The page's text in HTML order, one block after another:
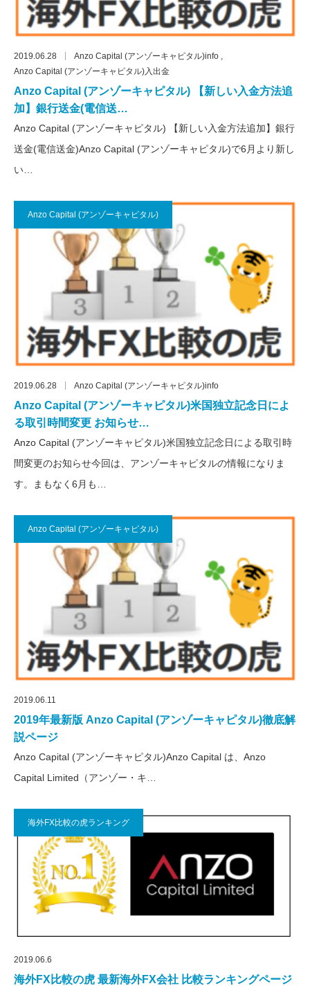
2019.06.28
Anzo Capital (アンゾーキャピタル)info
Anzo Capital (アンゾーキャピタル)入出金
Anzo Capital (アンゾーキャピタル) 【新しい入金方法追
加】銀行送金(電信送…
Anzo Capital (アンゾーキャピタル) 【新しい入金方法追加】銀行
送金(電信送金)Anzo Capital (アンゾーキャピタル)で6月より新し
い…
Anzo Capital (アンゾーキャピタル)
2019.06.28 Anzo Capital (アンゾーキャピタル)info
Anzo Capital (アンゾーキャピタル)米国独立記念日によ
る取引時間変更 お知らせ…
Anzo Capital (アンゾーキャピタル)米国独立記念日による取引時
間変更のお知らせ今回は、アンゾーキャピタルの情報になりま
す。まもなく6月も…
Anzo Capital (アンゾーキャピタル)
2019.06.11
2019年最新版 Anzo Capital (アンゾーキャピタル)徹底解
説ページ
Anzo Capital (アンゾーキャピタル)Anzo Capital は、Anzo
Capital Limited（アンゾー・キ…
海外FX比較の虎ランキング
2019.06.6
海外FX比較の虎 最新海外FX会社 比較ランキングページ